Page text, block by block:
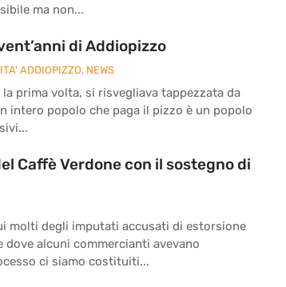
ma non...
di Addiopizzo
ADDIOPIZZO, NEWS
prima volta, si risvegliava tappezzata da
intero popolo che paga il pizzo è un popolo
Caffè Verdone con il sostegno di
molti degli imputati accusati di estorsione
alcuni commercianti avevano
ci siamo costituiti...